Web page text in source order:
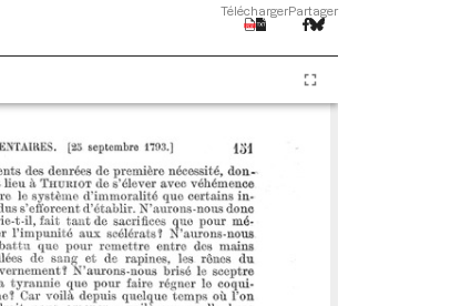
TéléchargerPartager